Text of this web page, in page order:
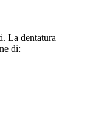
La dentatura
di: